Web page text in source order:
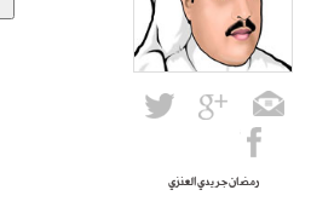
رمضان جريدي العنزي